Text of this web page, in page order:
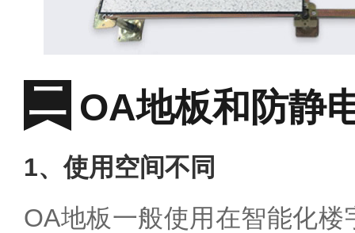
OA地板和防静
1、使用空间不同
OA地板一般使用在智能化